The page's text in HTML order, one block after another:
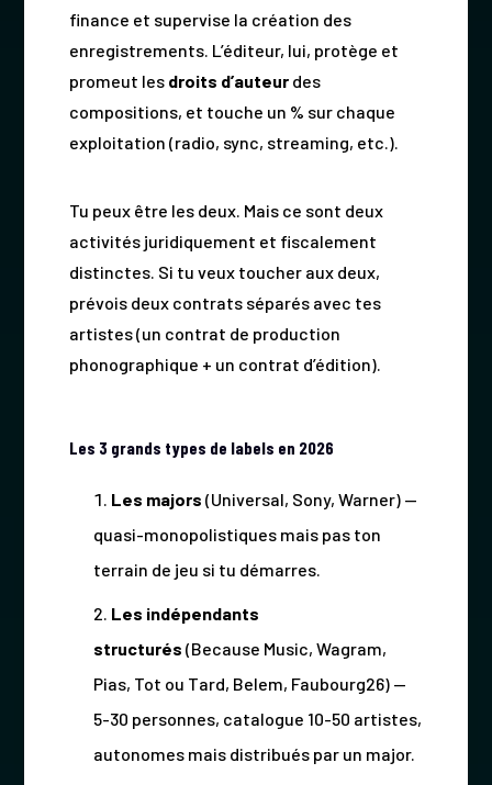
finance et supervise la création des
enregistrements. L’éditeur, lui, protège et
promeut les droits d’auteur des
compositions, et touche un % sur chaque
exploitation (radio, sync, streaming, etc.).
Tu peux être les deux. Mais ce sont deux
activités juridiquement et fiscalement
distinctes. Si tu veux toucher aux deux,
prévois deux contrats séparés avec tes
artistes (un contrat de production
phonographique + un contrat d’édition).
Les 3 grands types de labels en 2026
Les majors (Universal, Sony, Warner) —
quasi-monopolistiques mais pas ton
terrain de jeu si tu démarres.
Les indépendants
structurés (Because Music, Wagram,
Pias, Tot ou Tard, Belem, Faubourg26) —
5-30 personnes, catalogue 10-50 artistes,
autonomes mais distribués par un major.